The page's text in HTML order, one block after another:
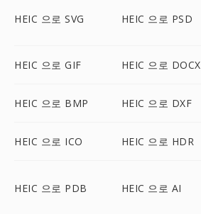
HEIC 으로 SVG HEIC 으로 PSD
HEIC 으로 GIF HEIC 으로 DOCX
HEIC 으로 BMP HEIC 으로 DXF
HEIC 으로 ICO HEIC 으로 HDR
HEIC 으로 PDB HEIC 으로 AI